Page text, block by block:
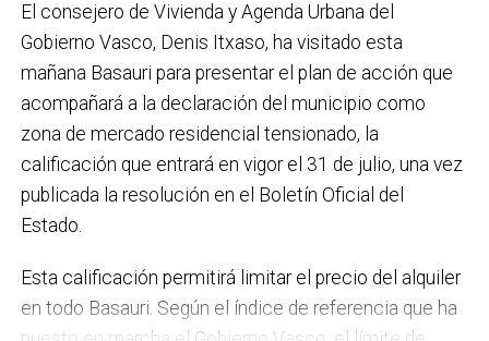
régimen de autoconsumo, que hacen de Basauri un
municipio más sostenible y preparado para el futuro.
En ese sentido, estamos trabajando en acciones de
clima y energía, entre las que destacan el diseño de
una red de refugios climáticos, junto con un Plan de
Actuación ante Episodios de Altas Temperaturas,
como las que recientemente hemos sufrido.
proyecto de lanueva haurreskola que se construirá en
Sarratu, junto a Arizko Ikastola, y que es una apuesta
El consejero de Vivienda y Agenda Urbana del
Gobierno Vasco, Denis Itxaso, ha visitado esta
mañana Basauri para presentar el plan de acción que
acompañará a la declaración del municipio como
zona de mercado residencial tensionado, la
calificación que entrará en vigor el 31 de julio, una vez
publicada la resolución en el Boletín Oficial del
Estado.
Esta calificación permitirá limitar el precio del alquiler
en todo Basauri. Según el índice de referencia que ha